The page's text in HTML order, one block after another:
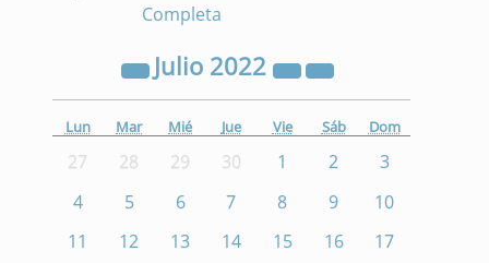
Completa
Julio 2022
Lun Mar Mié Jue Vie Sáb Dom
27 28 29 30 1 2
3
4
5 6 7 8 9
10
11
12 13 14 15 16
17